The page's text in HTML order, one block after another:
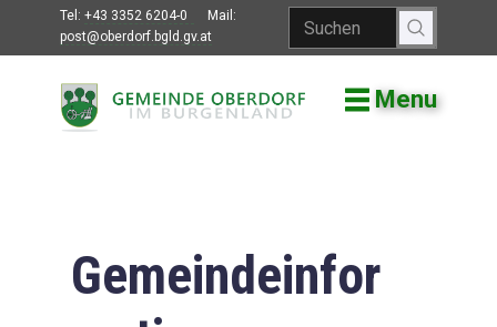
Tel: +43 3352 6204-0
Mail:
post@oberdorf.bgld.gv.at
Menu
Willkommen
Gemeindeamt
Gemeindeinfor